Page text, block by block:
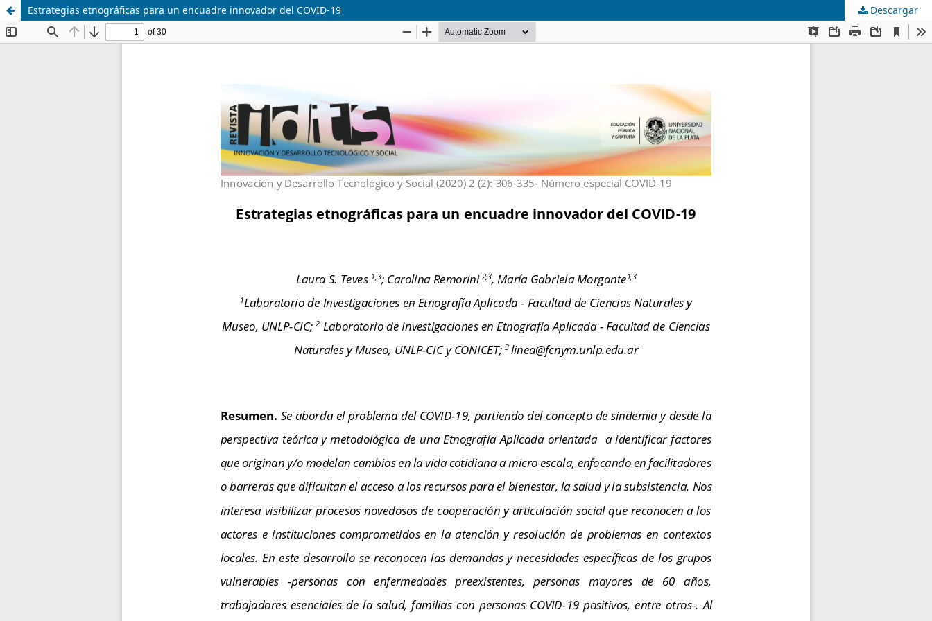
Estrategias etnográficas para un encuadre innovador del COVID-19 Descargar